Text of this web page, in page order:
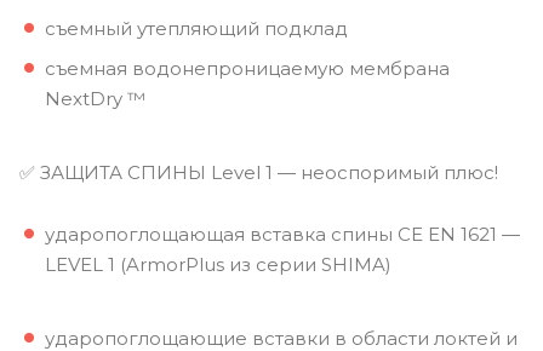
съемный утепляющий подклад
съемная водонепроницаемую мембрана
NextDry ™
✅ ЗАЩИТА СПИНЫ Level 1 — неоспоримый плюс!
ударопоглощающая вставка спины CE EN 1621 —
LEVEL 1 (ArmorPlus из серии SHIMA)
ударопоглощающие вставки в области локтей и